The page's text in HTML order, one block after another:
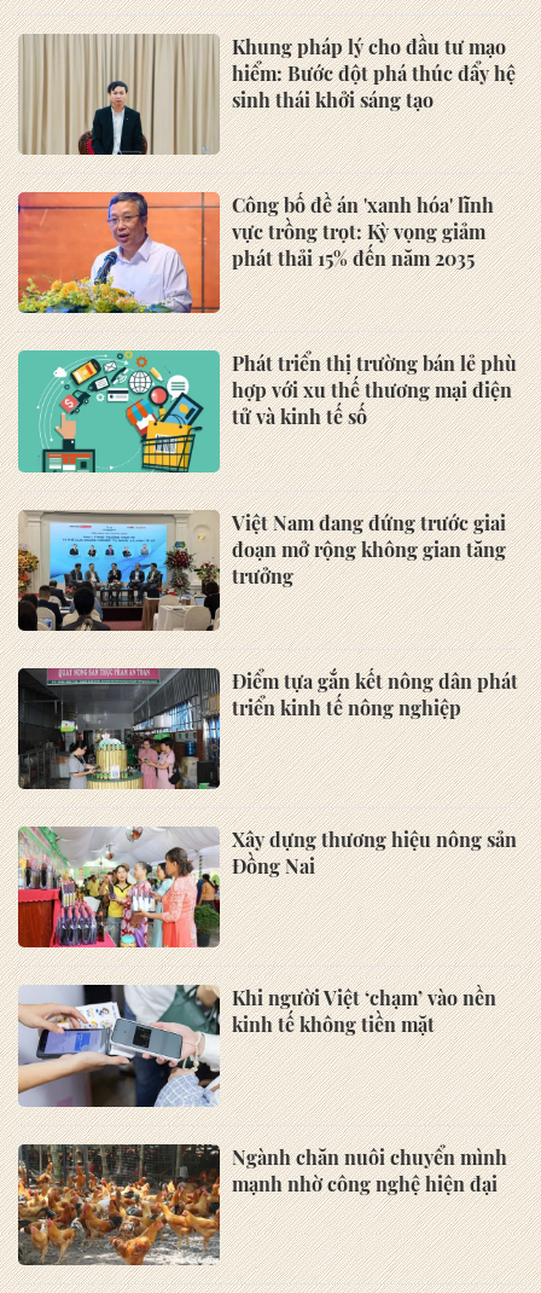
Khung pháp lý cho đầu tư mạo
hiểm: Bước đột phá thúc đẩy hệ
sinh thái khởi sáng tạo
Công bố đề án 'xanh hóa' lĩnh
vực trồng trọt: Kỳ vọng giảm
phát thải 15% đến năm 2035
Phát triển thị trường bán lẻ phù
hợp với xu thế thương mại điện
tử và kinh tế số
Việt Nam đang đứng trước giai
đoạn mở rộng không gian tăng
trưởng
Điểm tựa gắn kết nông dân phát
triển kinh tế nông nghiệp
Xây dựng thương hiệu nông sản
Đồng Nai
Khi người Việt ‘chạm’ vào nền
kinh tế không tiền mặt
Ngành chăn nuôi chuyển mình
mạnh nhờ công nghệ hiện đại